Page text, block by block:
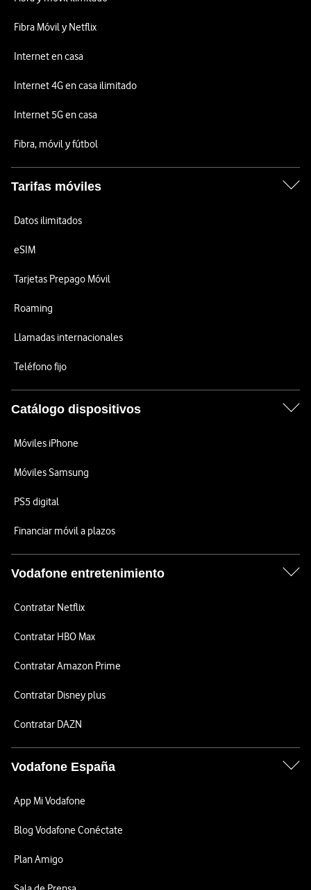
Fibra Móvil y Netflix
Internet en casa
Internet 4G en casa ilimitado
Internet 5G en casa
Fibra, móvil y fútbol
Tarifas móviles
Datos ilimitados
eSIM
Tarjetas Prepago Móvil
Roaming
Llamadas internacionales
Teléfono fijo
Catálogo dispositivos
Móviles iPhone
Móviles Samsung
PS5 digital
Financiar móvil a plazos
Vodafone entretenimiento
Contratar Netflix
Contratar HBO Max
Contratar Amazon Prime
Contratar Disney plus
Contratar DAZN
Vodafone España
App Mi Vodafone
Blog Vodafone Conéctate
Plan Amigo